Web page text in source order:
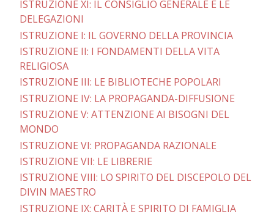
ISTRUZIONE XI: IL CONSIGLIO GENERALE E LE
DELEGAZIONI
ISTRUZIONE I: IL GOVERNO DELLA PROVINCIA
ISTRUZIONE II: I FONDAMENTI DELLA VITA
RELIGIOSA
ISTRUZIONE III: LE BIBLIOTECHE POPOLARI
ISTRUZIONE IV: LA PROPAGANDA-DIFFUSIONE
ISTRUZIONE V: ATTENZIONE AI BISOGNI DEL
MONDO
ISTRUZIONE VI: PROPAGANDA RAZIONALE
ISTRUZIONE VII: LE LIBRERIE
ISTRUZIONE VIII: LO SPIRITO DEL DISCEPOLO DEL
DIVIN MAESTRO
ISTRUZIONE IX: CARITÀ E SPIRITO DI FAMIGLIA